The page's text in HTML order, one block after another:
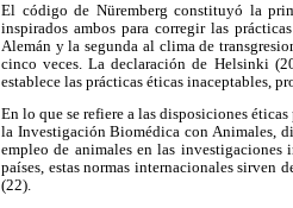
El código de Nüremberg constituyó la
inspirados ambos para corregir las
Alemán y la segunda al clima de
cinco veces. La declaración de Helsinki
establece las prácticas éticas inaceptables,
En lo que se refiere a las disposiciones
la Investigación Biomédica con Animales,
empleo de animales en las investigaciones
países, estas normas internacionales sirven
(22).